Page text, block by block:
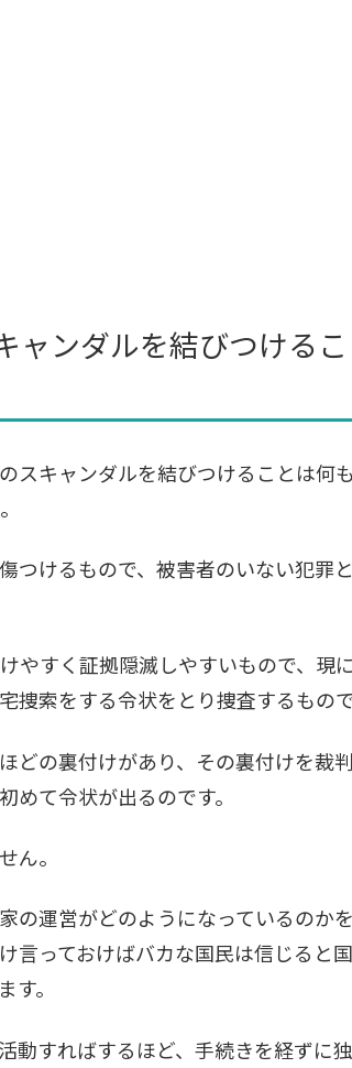
ャンダルを結びつける
スキャンダルを結びつけることは何
つけるもので、被害者のいない犯罪
やすく証拠隠滅しやすいもので、現
捜索をする令状をとり捜査するもので
どの裏付けがあり、その裏付けを裁
めて令状が出るのです。
ん。
の運営がどのようになっているのか
言っておけばバカな国民は信じると
。
動すればするほど、手続きを経ずに